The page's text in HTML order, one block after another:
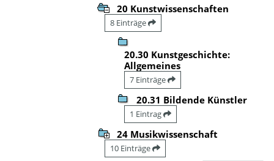
20 Kunstwissenschaften
8 Einträge
20.30 Kunstgeschichte:
Allgemeines
7 Einträge
20.31 Bildende Künstler
1 Eintrag
24 Musikwissenschaft
10 Einträge